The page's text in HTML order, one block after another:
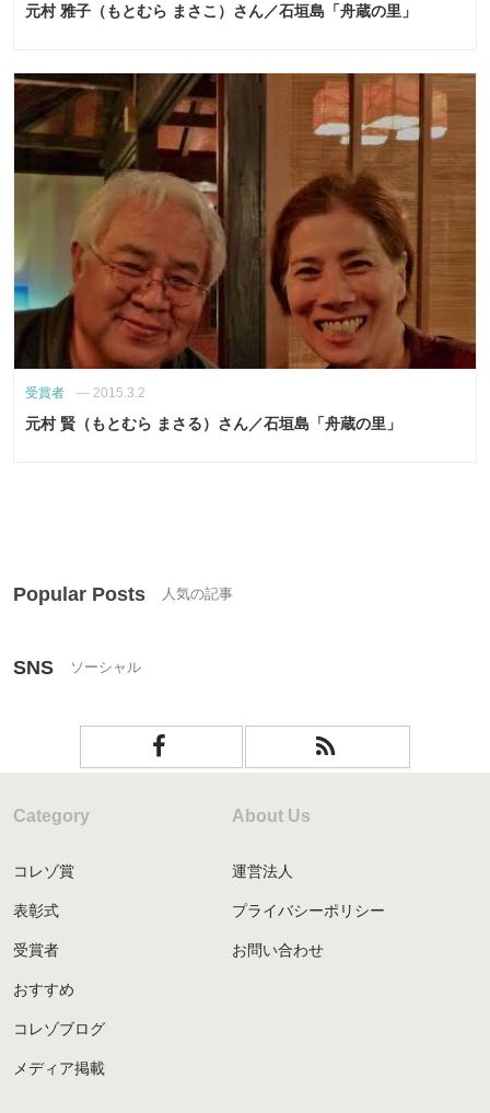
元村 雅子（もとむら まさこ）さん／石垣島「舟蔵の里」
受賞者 — 2015.3.2
元村 賢（もとむら まさる）さん／石垣島「舟蔵の里」
Popular Posts
SNS
Category
コレゾ賞
表彰式
受賞者
おすすめ
コレゾブログ
メディア掲載
About Us
運営法人
プライバシーポリシー
お問い合わせ